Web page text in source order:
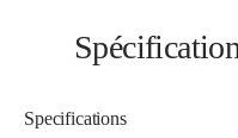
Specifications